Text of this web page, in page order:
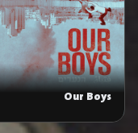
Our Boys